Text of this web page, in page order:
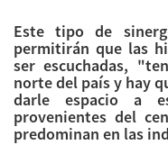
Este tipo de
permitirán que las
ser escuchadas,
norte del país y hay
darle espacio a
provenientes del
predominan en las